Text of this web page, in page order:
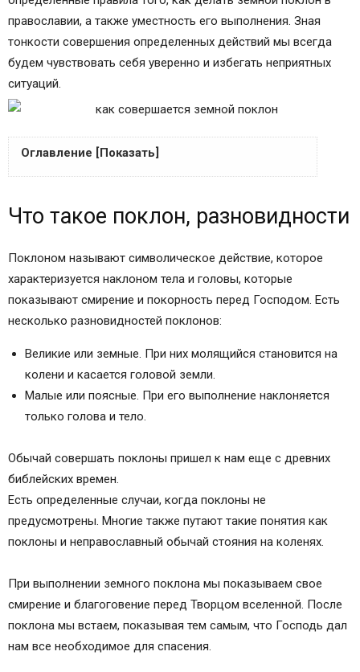
православии, а также уместность его выполнения. Зная
тонкости совершения определенных действий мы всегда
будем чувствовать себя уверенно и избегать неприятных
ситуаций.
Оглавление [Показать]
Когда нельзя делать земные поклоны
Когда можно совершать
Земной поклон – как делать?
Коленопреклонение
Опыт епископа Афанасия Сахарова
Церковный устав
Особые правила поклонов
Каждение
Можно ли делать земные поклоны на Литургии
I. Крестимся без поклонов
II. Крестимся с поясным поклоном
III. Крестимся с земным поклоном всегда, кроме
дней особых, перечисленных в разделе X
В дни Великого поста многие поясные поклоны
IV. При лобызании святыни
V. Креститься не положено
VI. Наклонение головы
VII. Поясной поклон без крестного знамения
Что такое поклон, разновидности
Поклоном называют символическое действие, которое
характеризуется наклоном тела и головы, которые
показывают смирение и покорность перед Господом. Есть
несколько разновидностей поклонов:
Великие или земные. При них молящийся становится на
колени и касается головой земли.
Малые или поясные. При его выполнение наклоняется
только голова и тело.
Обычай совершать поклоны пришел к нам еще с древних
библейских времен.
Есть определенные случаи, когда поклоны не
предусмотрены. Многие также путают такие понятия как
поклоны и неправославный обычай стояния на коленях.
При выполнении земного поклона мы показываем свое
смирение и благоговение перед Творцом вселенной. После
поклона мы встаем, показывая тем самым, что Господь дал
нам все необходимое для спасения.